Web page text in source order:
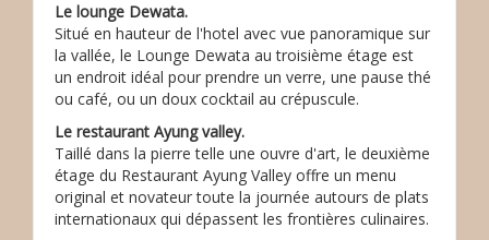
Le lounge Dewata.
Situé en hauteur de l'hotel avec vue panoramique sur
la vallée, le Lounge Dewata au troisième étage est
un endroit idéal pour prendre un verre, une pause thé
ou café, ou un doux cocktail au crépuscule.
Le restaurant Ayung valley.
Taillé dans la pierre telle une ouvre d'art, le deuxième
étage du Restaurant Ayung Valley offre un menu
original et novateur toute la journée autours de plats
internationaux qui dépassent les frontières culinaires.